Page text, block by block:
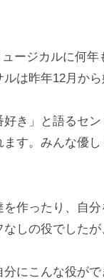
ージカルに何
は昨年12月から
好き」と語るセ
す。みんな優
を作ったり、自
しの役でした
分にこんな役が